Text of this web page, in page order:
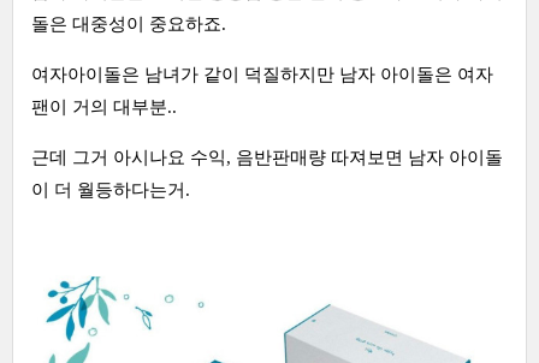
돌은 대중성이 중요하죠.
여자아이돌은 남녀가 같이 덕질하지만 남자 아이돌은 여자
팬이 거의 대부분..
근데 그거 아시나요 수익, 음반판매량 따져보면 남자 아이돌
이 더 월등하다는거.